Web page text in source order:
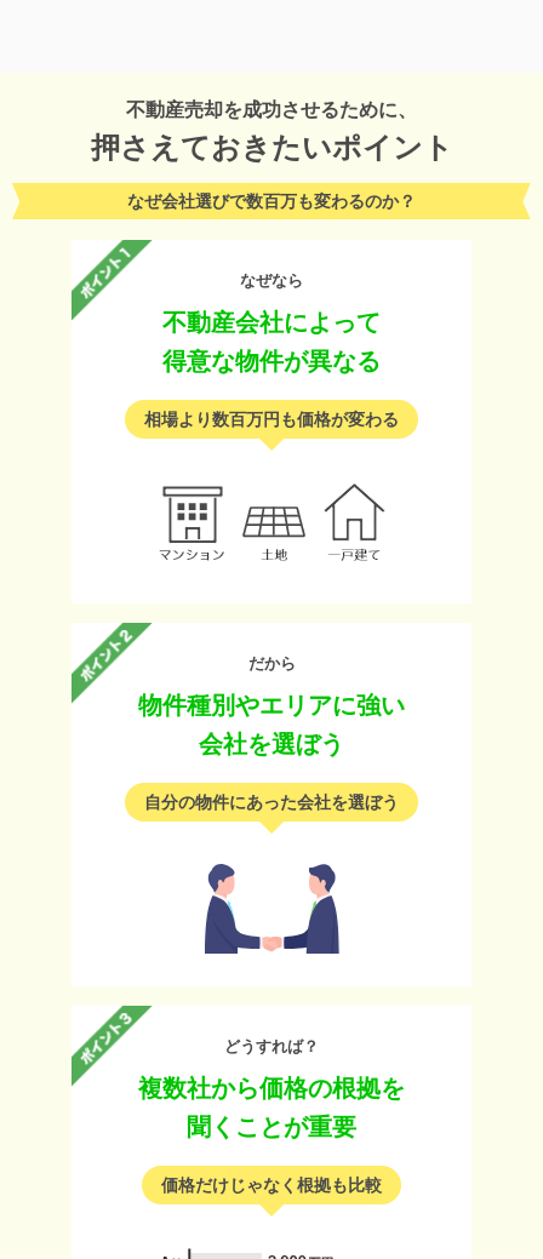
不動産売却を成功させるために、
押さえておきたいポイント
なぜ会社選びで数百万も変わるのか？
なぜなら
不動産会社によって
得意な物件が異なる
相場より数百万円も価格が変わる
だから
物件種別やエリアに強い
会社を選ぼう
自分の物件にあった会社を選ぼう
どうすれば？
複数社から価格の根拠を
聞くことが重要
価格だけじゃなく根拠も比較